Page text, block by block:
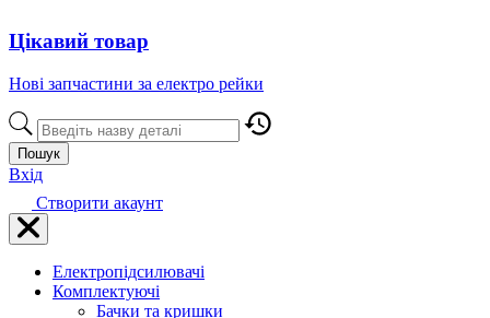
Цікавий товар
Нові запчастини за електро рейки
Пошук
Вхід
Створити акаунт
Електропідсилювачі
Комплектуючі
Бачки та кришки